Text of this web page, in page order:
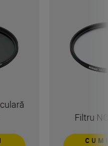
Filtru